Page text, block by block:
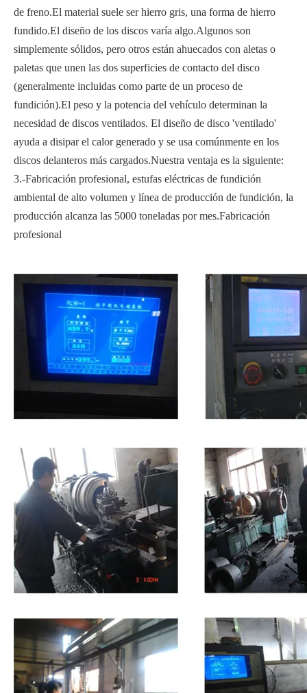
de freno.El material suele ser hierro gris, una forma de hierro
fundido.El diseño de los discos varía algo.Algunos son
simplemente sólidos, pero otros están ahuecados con aletas o
paletas que unen las dos superficies de contacto del disco
(generalmente incluidas como parte de un proceso de
fundición).El peso y la potencia del vehículo determinan la
necesidad de discos ventilados. El diseño de disco 'ventilado'
ayuda a disipar el calor generado y se usa comúnmente en los
discos delanteros más cargados.Nuestra ventaja es la siguiente:
3.-Fabricación profesional, estufas eléctricas de fundición
ambiental de alto volumen y línea de producción de fundición, la
producción alcanza las 5000 toneladas por mes.Fabricación
profesional